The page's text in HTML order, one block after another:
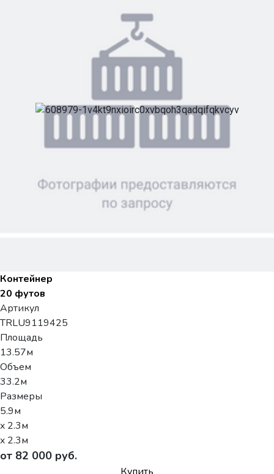
Контейнер
20 футов
Артикул
TRLU9119425
Площадь
13.57м
Объем
33.2м
Размеры
5.9м
x 2.3м
x 2.3м
от 82 000 руб.
Купить